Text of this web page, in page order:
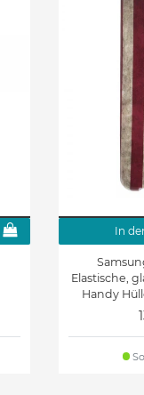
In
Elastische,
Handy